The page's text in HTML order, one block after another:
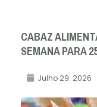
CABAZ
SEMANA PARA
Julho 29, 2026